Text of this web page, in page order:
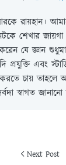
রায়হান।
শেখার
করেন যে জ্ঞান
প্রযুক্তি এবং
চায় তাহলে
স্বাগত
Next Post